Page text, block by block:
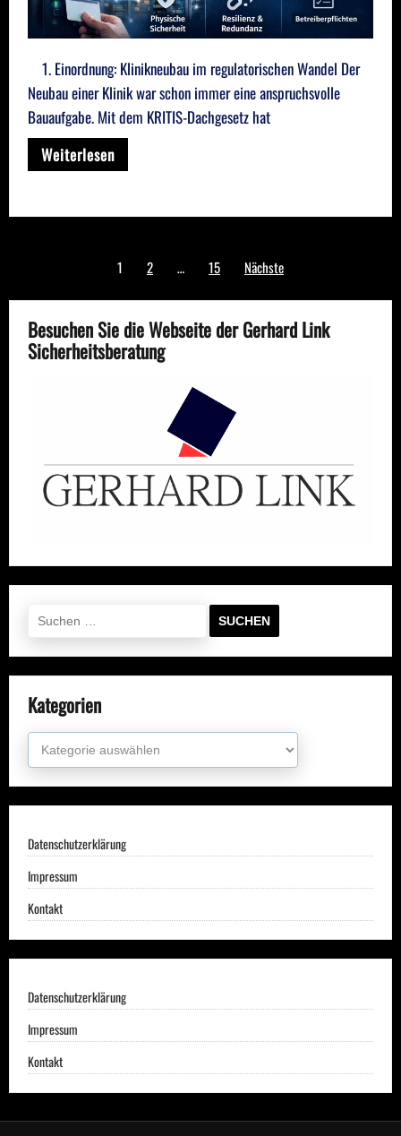
1. Einordnung: Klinikneubau im regulatorischen Wandel Der
Neubau einer Klinik war schon immer eine anspruchsvolle
Bauaufgabe. Mit dem KRITIS-Dachgesetz hat
Weiterlesen
Seitennummerierung
Beiträge
1 2 … 15 Nächste
Besuchen Sie die Webseite der Gerhard Link
Sicherheitsberatung
nach:
Kategorien
Kategorien
Datenschutzerklärung
Impressum
Kontakt
Datenschutzerklärung
Impressum
Kontakt